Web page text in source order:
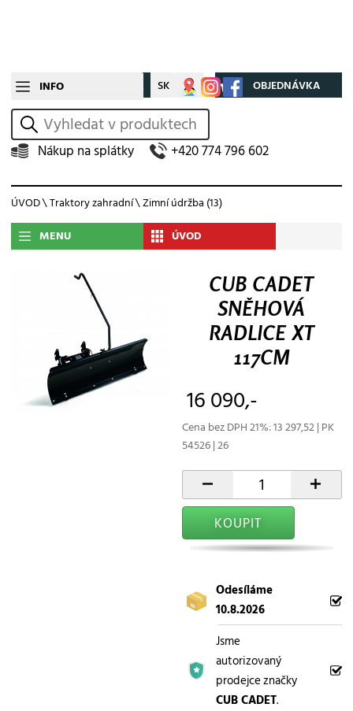
INFO CZ SK Můj účet OBJEDNÁVKA
vyhledat
Nákup na splátky +420 774 796 602
ÚVOD\Traktory zahradní\Zimní údržba (13)
MENU
ÚVOD
CUB CADET
SNĚHOVÁ
RADLICE XT
117CM
16 090,-
Cena bez DPH 21%: 13 297,52 | PK
54526 | 26
- +
KOUPIT
Odesíláme
10.8.2026
Jsme
autorizovaný
prodejce značky
CUB CADET.